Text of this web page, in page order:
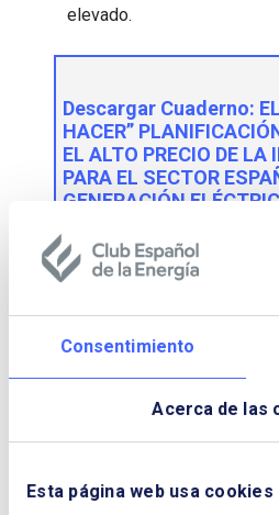
Consentimiento
Acerca de las
Esta página web usa cookies
elevado.
Descargar Cuaderno:
HACER”
EL ALTO PRECIO DE
PARA EL SECTOR
GENERACIÓN
NOMBRE Y APELLIDOS: